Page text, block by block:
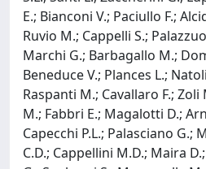
E.; Bianconi V.; Paciullo F.;
Ruvio M.; Cappelli S.;
Marchi G.; Barbagallo M.;
Beneduce V.; Plances L.;
Raspanti M.; Cavallaro F.;
M.; Fabbri E.; Magalotti D.;
Capecchi P.L.; Palasciano G.;
C.D.; Cappellini M.D.; Maira